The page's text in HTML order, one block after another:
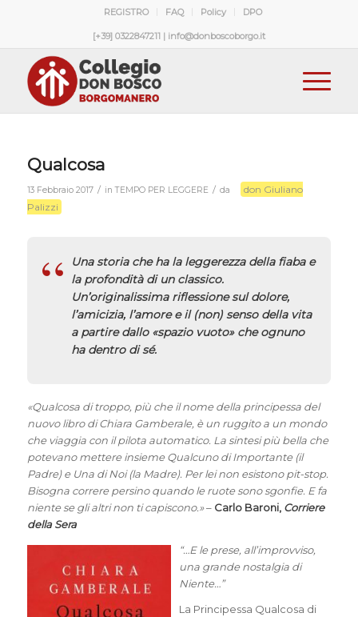
REGISTRO FAQ Policy DPO
[+39] 0322847211 | info@donboscoborgo.it
Qualcosa
13 Febbraio 2017 / inTEMPO PER LEGGERE / da
don Giuliano
Palizzi
Una storia che ha la leggerezza della fiaba e
la profondità di un classico.
Un’originalissima riflessione sul dolore,
l’amicizia, l’amore e il (non) senso della vita
a partire dallo «spazio vuoto» che ognuno
ha dentro di sé.
«Qualcosa di troppo, più che il nome della principessa del
nuovo libro di Chiara Gamberale, è un ruggito a un mondo
che viaggia con il pilota automatico. La sintesi più bella che
potevano mettere insieme Qualcuno di Importante (il
Padre) e Una di Noi (la Madre). Per lei non esistono pit-stop.
Bisogna correre persino quando le ruote sono sgonfie. E fa
niente se gli altri non ti capiscono.»– Carlo Baroni, Corriere
della Sera
“…E le prese, all’improvviso,
una grande nostalgia di
Niente…”
La Principessa Qualcosa di